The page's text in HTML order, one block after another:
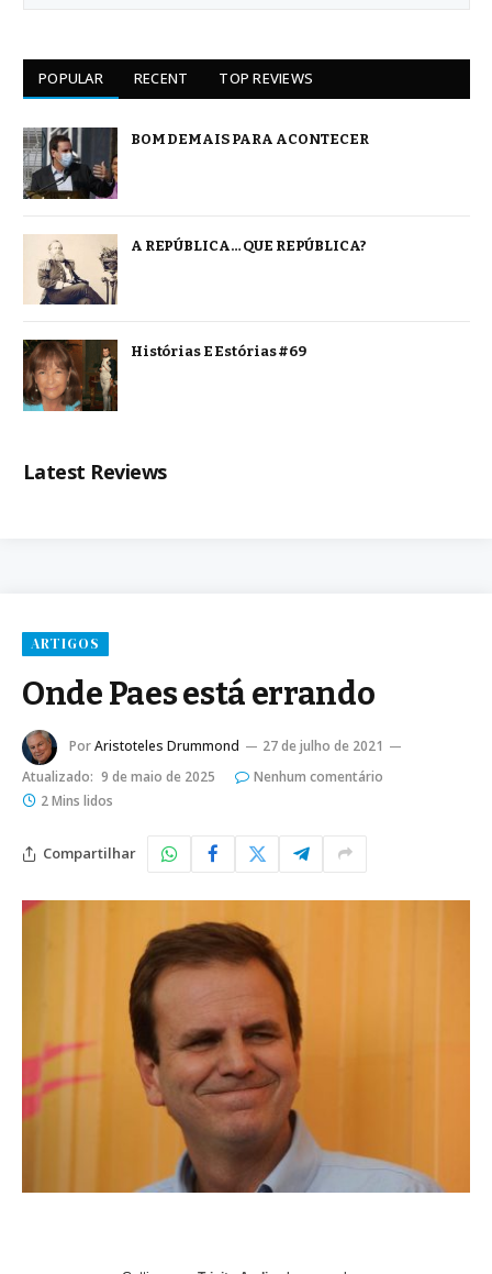
POPULAR RECENT TOP REVIEWS
BOM DEMAIS PARA ACONTECER
A REPÚBLICA… QUE REPÚBLICA?
Histórias E Estórias #69
Latest Reviews
ARTIGOS
Onde Paes está errando
PorAristoteles Drummond
27 de julho de 2021
Atualizado: 9 de maio de 2025
Nenhum comentário
2 Mins lidos
Compartilhar